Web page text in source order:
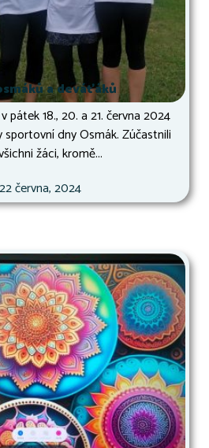
a deváťáků
pátek 18., 20. a 21. června 2024
dny Osmák. Zúčastnili
žáci, kromě...
22 června, 2024